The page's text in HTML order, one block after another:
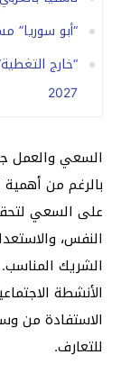
“أبو
“خارج
2027
السعي والعمل
بالرغم من أهمية
على السعي
النفس،
الشريك
الأنشطة
الاستفادة من
للتعارف.